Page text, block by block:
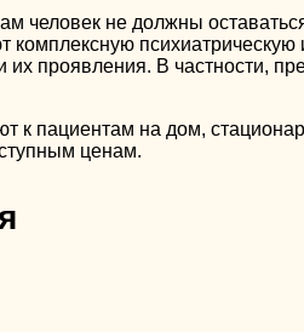
человек не должны
психиатрическую
проявления. В частности,
к пациентам на дом,
ценам.